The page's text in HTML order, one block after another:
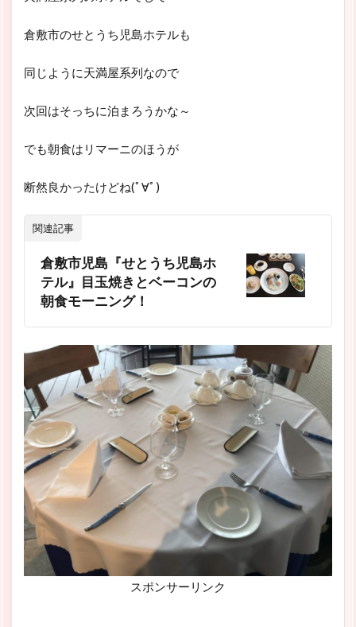
倉敷市のせとうち児島ホテルも
同じように天満屋系列なので
次回はそっちに泊まろうかな～
でも朝食はリマーニのほうが
断然良かったけどね(ﾟ∀ﾟ)
関連記事
倉敷市児島『せとうち児島ホ
テル』目玉焼きとベーコンの
朝食モーニング！
スポンサーリンク